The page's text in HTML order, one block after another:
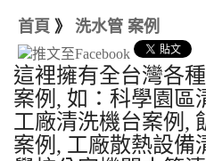
首頁 》 洗水管 案例
這裡擁有全台灣各
案例, 如：科學園區
工廠清洗機台案例,
案例, 工廠散熱設備